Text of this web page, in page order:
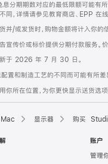
息分期期数对应的最低限额可能
不同，详情请参见教育商店、EPP
并/或发货时，购物金额将计入你的
宣传价或标价提供分期付款服务。
于 2026 年 7 月 30 日。
置和制造工艺的不同而可能有所差
你所在位置，为你更快显示送货选
Mac 显示器 购买
账户
管理